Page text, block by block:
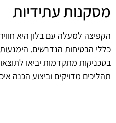
מסקנות עתידיות
הקפיצה למעלה עם בלון היא
כללי הבטיחות הנדרשים.
בטכניקות מתקדמות יביאו
תהליכים מדויקים וביצוע הכנה